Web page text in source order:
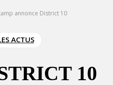
annonce District 10
ACTUS
10